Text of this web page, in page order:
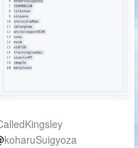
koharuSuigyoza